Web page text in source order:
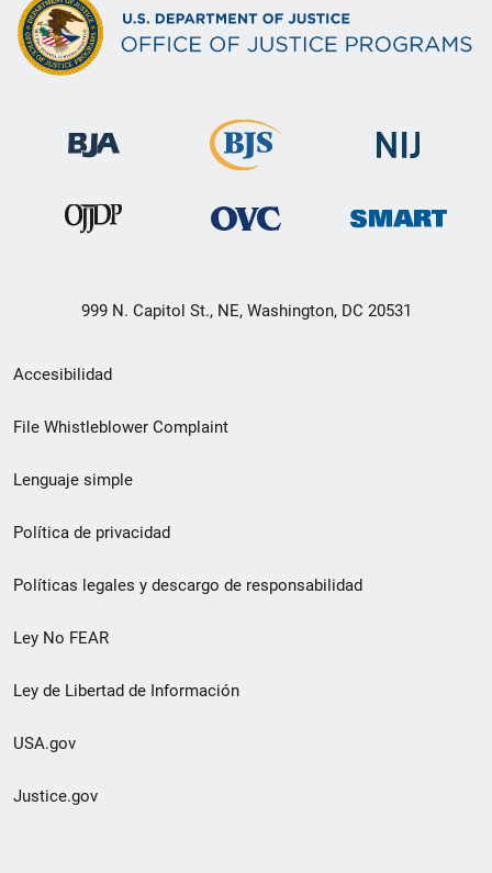
999 N. Capitol St., NE, Washington, DC 20531
Menú
de
de
pie
de
página
Accesibilidad
File Whistleblower Complaint
Lenguaje simple
Política de privacidad
Políticas legales y descargo de responsabilidad
Ley No FEAR
Ley de Libertad de Información
USA.gov
Justice.gov